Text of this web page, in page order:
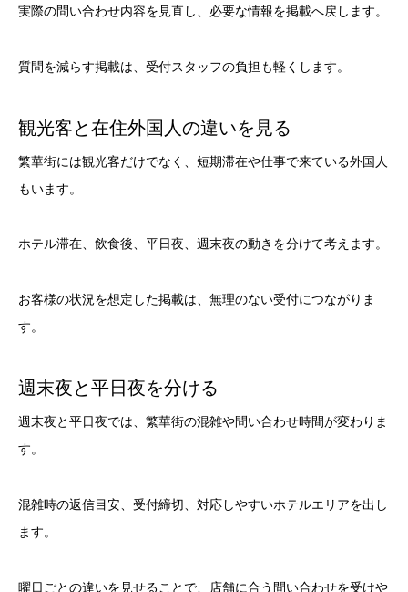
実際の問い合わせ内容を見直し、必要な情報を掲載へ戻します。
質問を減らす掲載は、受付スタッフの負担も軽くします。
観光客と在住外国人の違いを見る
繁華街には観光客だけでなく、短期滞在や仕事で来ている外国人
もいます。
ホテル滞在、飲食後、平日夜、週末夜の動きを分けて考えます。
お客様の状況を想定した掲載は、無理のない受付につながりま
す。
週末夜と平日夜を分ける
週末夜と平日夜では、繁華街の混雑や問い合わせ時間が変わりま
す。
混雑時の返信目安、受付締切、対応しやすいホテルエリアを出し
ます。
曜日ごとの違いを見せることで、店舗に合う問い合わせを受けや